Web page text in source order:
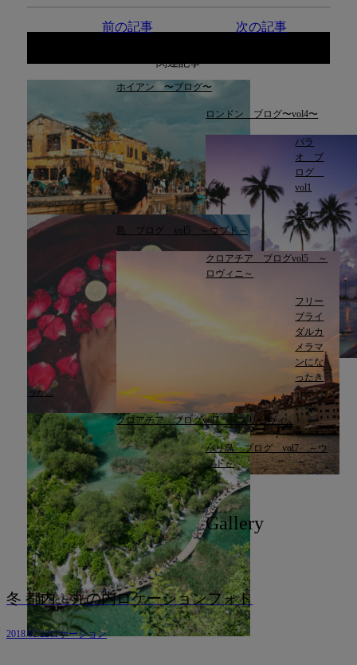
前の記事 次の記事
関連記事
ホイアン 〜ブログ〜
ロンドン ブログ〜vol4〜
パラ
オ ブ
ログ
vol1
バリ
島 ブログ vol5 ～ウブド～
クロアチア ブログvol5 ～
ロヴィニ～
フリー
ブライ
ダルカ
メラマ
ンにな
ったき
っか...
クロアチア ブログvol7 ～プリトヴィ...
バリ島 ブログ vol7 ～ウ
ブド～
Gallery
冬 都内 丸の内ロケーションフォト
2018.02.22ロケーション